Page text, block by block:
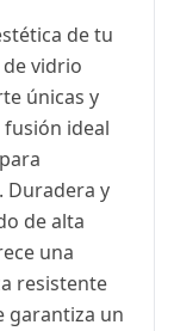
de tu
vidrio
únicas y
ideal
Duradera y
de alta
una
resistente
garantiza un